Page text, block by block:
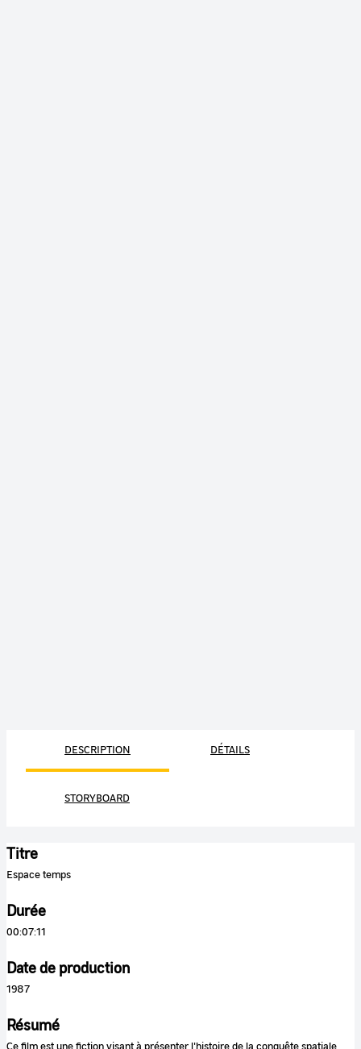
DESCRIPTION DÉTAILS
STORYBOARD
Titre
Espace temps
Durée
00:07:11
Date de production
1987
Résumé
Ce film est une fiction visant à présenter l'histoire de la conquête spatiale